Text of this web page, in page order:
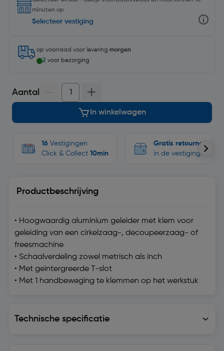
minuten op
Selecteer vestiging
op voorraad voor levering morgen
2 voor bezorging
Aantal
In winkelwagen
16 Vestigingen
Click & Collect 10min
Gratis retourneren
in de vestigingen
Productbeschrijving
• Hoogwaardig aluminium geleider met klem voor
geleiding van een cirkelzaag-, decoupeerzaag- of
freesmachine
• Schaalverdeling zowel metrisch als inch
• Met geintergreerde T-slot
• Met 1 handbeweging te klemmen op het werkstuk
Technische specificatie